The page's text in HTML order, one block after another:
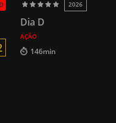
2026
Dia D
AÇÃO
146min